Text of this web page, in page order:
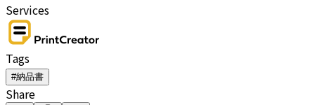
Services
Tags
#納品書
Share